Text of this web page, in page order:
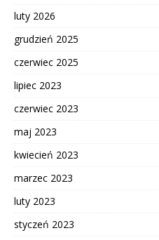
luty 2026
grudzień 2025
czerwiec 2025
lipiec 2023
czerwiec 2023
maj 2023
kwiecień 2023
marzec 2023
luty 2023
styczeń 2023